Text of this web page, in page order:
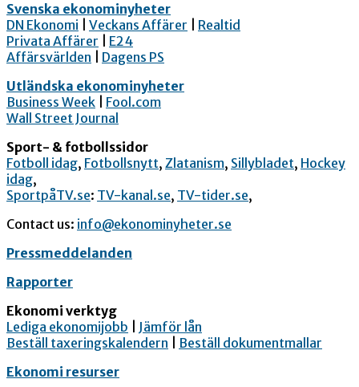
Svenska ekonominyheter
DN Ekonomi
Veckans Affärer
Realtid
Privata Affärer
E24
Affärsvärlden
Dagens PS
Utländska ekonominyheter
Business Week
Fool.com
Wall Street Journal
Sport- & fotbollssidor
Fotboll idag, Fotbollsnytt, Zlatanism, Sillybladet, Hockey
idag,
SportpåTV.se: TV-kanal.se, TV-tider.se,
Contact us: info@ekonominyheter.se
Pressmeddelanden
Rapporter
Ekonomi verktyg
Lediga ekonomijobb
Jämför lån
Beställ taxeringskalendern
Beställ dokumentmallar
Ekonomi resurser